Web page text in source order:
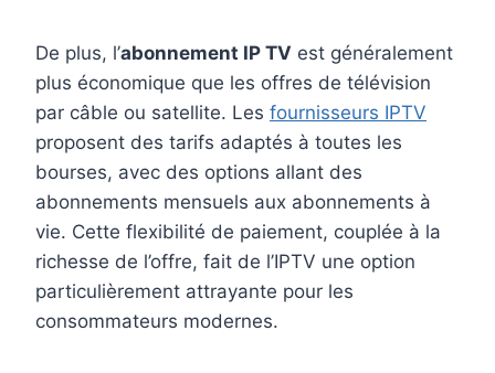
De plus, l’abonnement IP TV est généralement
plus économique que les offres de télévision
par câble ou satellite. Les fournisseurs IPTV
proposent des tarifs adaptés à toutes les
bourses, avec des options allant des
abonnements mensuels aux abonnements à
vie. Cette flexibilité de paiement, couplée à la
richesse de l’offre, fait de l’IPTV une option
particulièrement attrayante pour les
consommateurs modernes.